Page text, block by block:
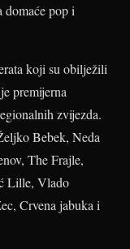
domaće pop i
koji su obilježili
premijerna
zvijezda.
Bebek, Neda
The Frajle,
Lille, Vlado
Crvena jabuka i